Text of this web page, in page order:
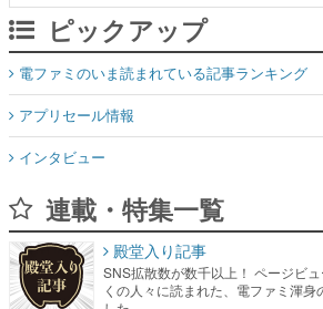
ピックアップ
電ファミのいま読まれている記事ランキング
アプリセール情報
インタビュー
連載・特集一覧
殿堂入り記事
SNS拡散数が数千以上！ ページビ
くの人々に読まれた、電ファミ渾身